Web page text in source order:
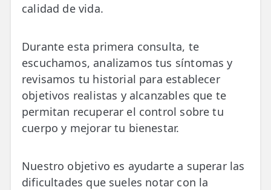
calidad de vida.
Durante esta primera consulta, te
escuchamos, analizamos tus síntomas y
revisamos tu historial para establecer
objetivos realistas y alcanzables que te
permitan recuperar el control sobre tu
cuerpo y mejorar tu bienestar.
Nuestro objetivo es ayudarte a superar las
dificultades que sueles notar con la